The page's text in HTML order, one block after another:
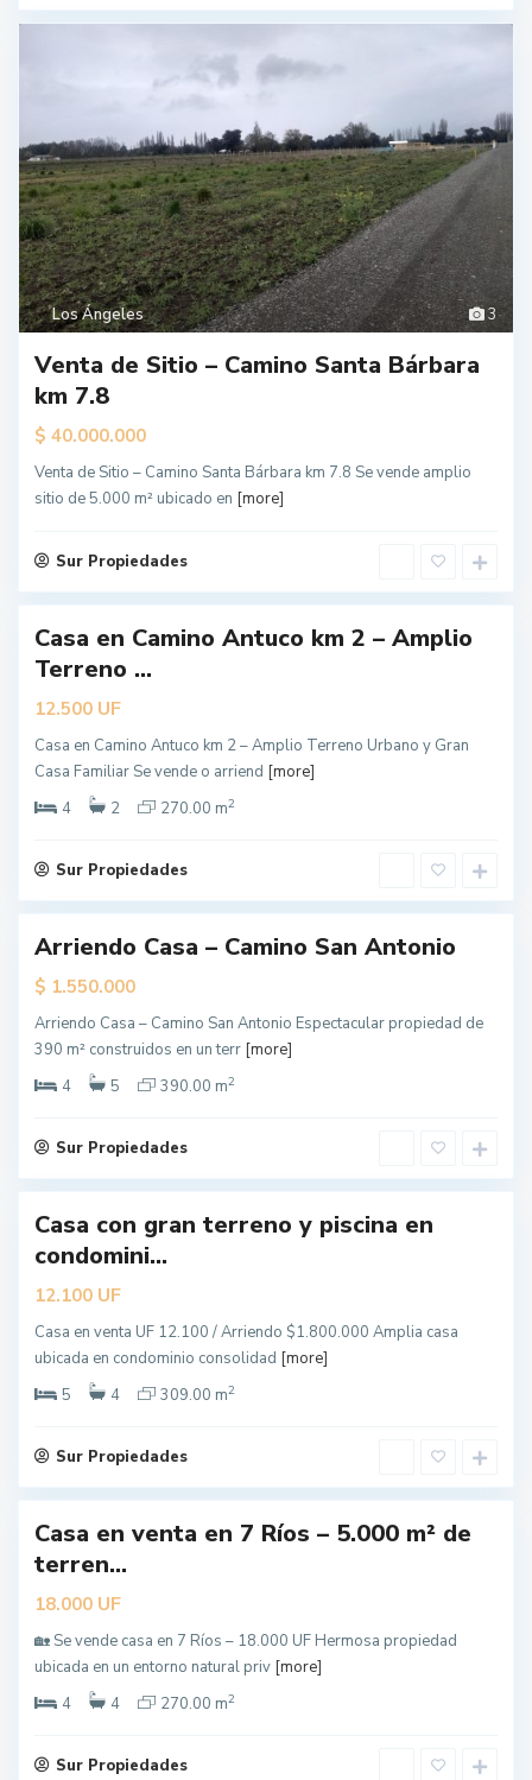
3
Los Ángeles
Venta de Sitio – Camino Santa Bárbara
km 7.8
$ 40.000.000
Venta de Sitio – Camino Santa Bárbara km 7.8 Se vende amplio
sitio de 5.000 m² ubicado en [more]
Sur Propiedades
L
o
s
Á
n
l
e
s
Casa en Camino Antuco km 2 – Amplio
Terreno ...
12.500 UF
Casa en Camino Antuco km 2 – Amplio Terreno Urbano y Gran
Casa Familiar Se vende o arriend [more]
4
2 270.00 m2
Sur Propiedades
L
o
Á
n
l
e
s
Arriendo Casa – Camino San Antonio
$ 1.550.000
Arriendo Casa – Camino San Antonio Espectacular propiedad de
390 m² construidos en un terr [more]
4
5 390.00 m2
Sur Propiedades
L
o
Á
n
l
e
s
Casa con gran terreno y piscina en
condomini...
12.100 UF
Casa en venta UF 12.100 / Arriendo $1.800.000 Amplia casa
ubicada en condominio consolidad [more]
5
4 309.00 m2
Sur Propiedades
L
o
Á
n
l
e
s
Casa en venta en 7 Ríos – 5.000 m² de
terren...
18.000 UF
🏡 Se vende casa en 7 Ríos – 18.000 UF Hermosa propiedad
ubicada en un entorno natural priv [more]
4
4 270.00 m2
Sur Propiedades
L
o
Á
n
l